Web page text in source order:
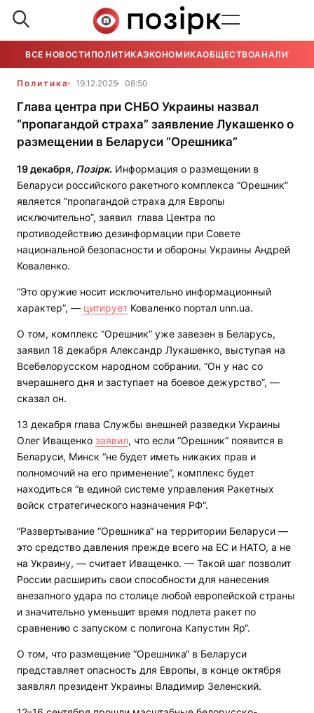
ВСЕ НОВОСТИ ПОЛИТИКАЭКОНОМИКАОБЩЕСТВОАНАЛИТИКА
Политика 19.12.2025 08:50
Глава центра при СНБО Украины назвал
“пропагандой страха” заявление Лукашенко о
размещении в Беларуси “Орешника”
19 декабря, Позірк. Информация о размещении в
Беларуси российского ракетного комплекса “Орешник”
является “пропагандой страха для Европы
исключительно”, заявил глава Центра по
противодействию дезинформации при Совете
национальной безопасности и обороны Украины Андрей
Коваленко.
“Это оружие носит исключительно информационный
характер”, — цитирует Коваленко портал unn.ua.
О том, комплекс “Орешник” уже завезен в Беларусь,
заявил 18 декабря Александр Лукашенко, выступая на
Всебелорусском народном собрании. “Он у нас со
вчерашнего дня и заступает на боевое дежурство”, —
сказал он.
13 декабря глава Службы внешней разведки Украины
Олег Иващенко заявил, что если “Орешник“ появится в
Беларуси, Минск “не будет иметь никаких прав и
полномочий на его применение“, комплекс будет
находиться “в единой системе управления Ракетных
войск стратегического назначения РФ“.
“Развертывание “Орешника“ на территории Беларуси —
это средство давления прежде всего на ЕС и НАТО, а не
на Украину, — считает Иващенко. — Такой шаг позволит
России расширить свои способности для нанесения
внезапного удара по столице любой европейской страны
и значительно уменьшит время подлета ракет по
сравнению с запуском с полигона Капустин Яр“.
О том, что размещение “Орешника“ в Беларуси
представляет опасность для Европы, в конце октября
заявлял президент Украины Владимир Зеленский.